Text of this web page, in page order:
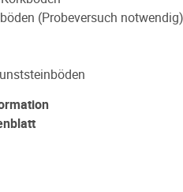
(Probeversuch notwendig)